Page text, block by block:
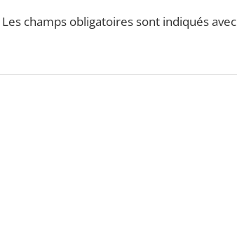
Les champs obligatoires sont indiqués avec